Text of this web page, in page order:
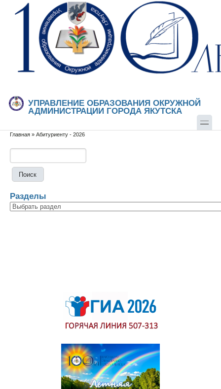
Перейти к основному содержанию
Skip to search
УПРАВЛЕНИЕ ОБРАЗОВАНИЯ ОКРУЖНОЙ
АДМИНИСТРАЦИИ ГОРОДА ЯКУТСКА
Вы здесь
Главная » Абитуриенту - 2026
Разделы